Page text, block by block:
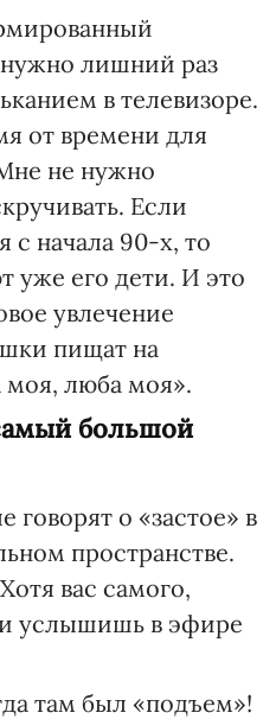
лишний раз
в телевизоре.
от времени для
не нужно
Если
с начала 90-х, то
уже его дети. И это
увлечение
пищат на
люба моя».
большой
о «застое» в
пространстве.
вас самого,
и услышишь в эфире
там был «подъем»!